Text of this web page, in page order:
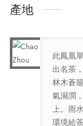
產地
此鳳凰
出名茶
林木蒼
氣濕潤
上。雨
環境給